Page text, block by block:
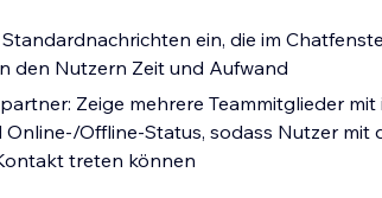
ein, die im
den Nutzern Zeit und Aufwand
Zeige mehrere Teammitglieder mit
Offline-Status, sodass Nutzer mit
treten können